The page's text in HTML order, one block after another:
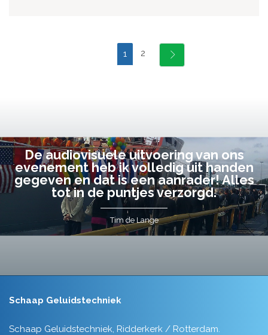
1 2
De audiovisuele uitvoering van ons
evenement heb ik volledig uit handen
gegeven en dat is een aanrader! Alles
tot in de puntjes verzorgd.
Tim de Lange
Schaap Geluidstechniek
Schaap Geluidstechniek, Ridderkerk / Rotterdam.